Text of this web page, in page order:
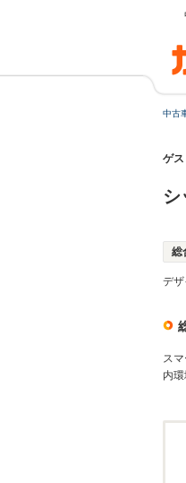
中古
ゲス
シ
総
デザ
ス
内